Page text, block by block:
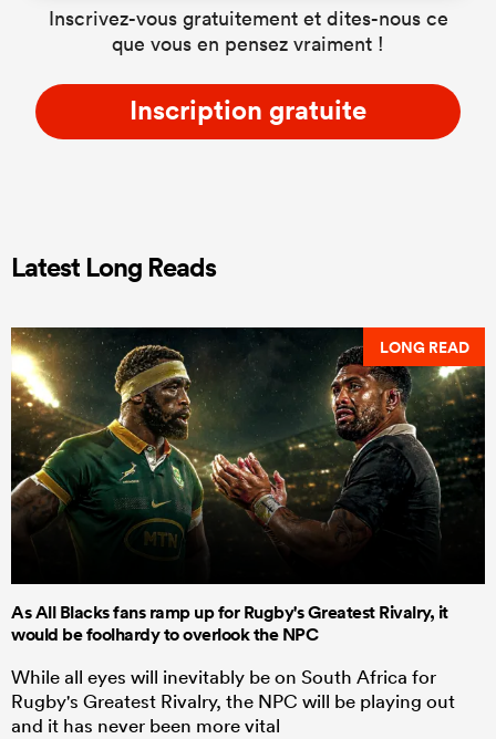
Inscrivez-vous gratuitement et dites-nous ce
que vous en pensez vraiment !
Inscription gratuite
Latest Long Reads
LONG READ
As All Blacks fans ramp up for Rugby's Greatest Rivalry, it
would be foolhardy to overlook the NPC
While all eyes will inevitably be on South Africa for
Rugby's Greatest Rivalry, the NPC will be playing out
and it has never been more vital